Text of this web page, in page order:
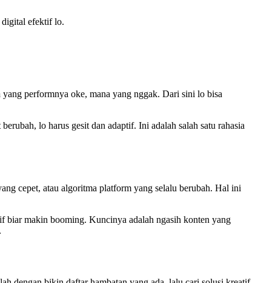
digital efektif lo.
performnya oke, mana yang nggak. Dari sini lo bisa
lo harus gesit dan adaptif. Ini adalah salah satu rahasia
cepet, atau algoritma platform yang selalu berubah. Hal ini
biar makin booming. Kuncinya adalah ngasih konten yang